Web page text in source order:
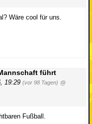
Wäre cool für uns.
führt
19:29 (vor 98 Tagen) @
Fußball.